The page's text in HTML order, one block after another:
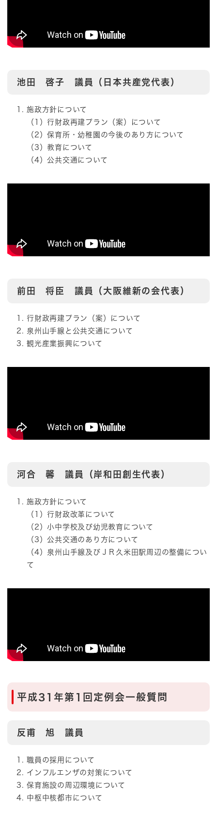
池田 啓子 議員（日本共産党代表）
施政方針について
（1）行財政再建プラン（案）について
（2）保育所・幼稚園の今後のあり方について
（3）教育について
（4）公共交通について
前田 将臣 議員（大阪維新の会代表）
行財政再建プラン（案）について
泉州山手線と公共交通について
観光産業振興について
河合 馨 議員（岸和田創生代表）
施政方針について
（1）行財政改革について
（2）小中学校及び幼児教育について
（3）公共交通のあり方について
（4）泉州山手線及びＪＲ久米田駅周辺の整備につい
て
平成31年第1回定例会一般質問
反甫 旭 議員
職員の採用について
インフルエンザの対策について
保育施設の周辺環境について
中枢中核都市について